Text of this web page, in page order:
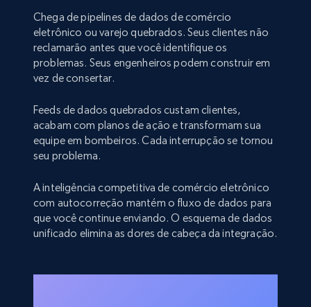
Chega de pipelines de dados de comércio
eletrônico ou varejo quebrados. Seus clientes não
reclamarão antes que você identifique os
problemas. Seus engenheiros podem construir em
vez de consertar.
Feeds de dados quebrados custam clientes,
acabam com planos de ação e transformam sua
equipe em bombeiros. Cada interrupção se tornou
seu problema.
A inteligência competitiva de comércio eletrônico
com autocorreção mantém o fluxo de dados para
que você continue enviando. O esquema de dados
unificado elimina as dores de cabeça da integração.